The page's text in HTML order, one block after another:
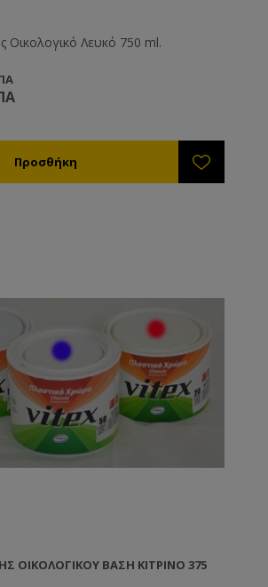
Οικολογικό Λευκό 750 ml.
ΟΙΚΟΛΟΓΙΚΟΎ ΒΑΣΗ ΚΊΤΡΙΝΟ 375